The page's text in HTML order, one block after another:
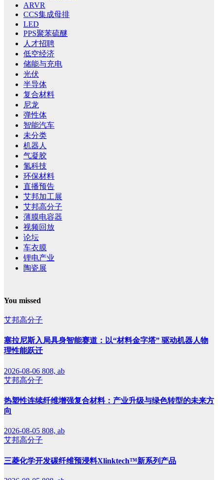
ARVR
CCS集成母排
LED
PPS聚苯硫醚
人才招聘
低空经济
储能与充电
光伏
半导体
复合材料
尼龙
弹性体
智能汽车
未分类
机器人
气凝胶
氢科技
环保材料
直播预告
艾邦加工展
艾邦高分子
薄膜电容器
视频回放
论坛
车衣膜
锂电产业
陶瓷展
You missed
艾邦高分子
塞拉尼斯入局具身智能赛道：以“材料金字塔” 驱动机器人物
理性能跃迁
2026-08-06 808, ab
艾邦高分子
热塑性连续纤维增强复合材料：产业升级与绿色转型的未来方
向
2026-08-05 808, ab
艾邦高分子
三菱化学开发碳纤维预浸料Xlinktech™新系列产品